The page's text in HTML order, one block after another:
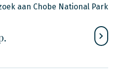
aan Chobe National Park